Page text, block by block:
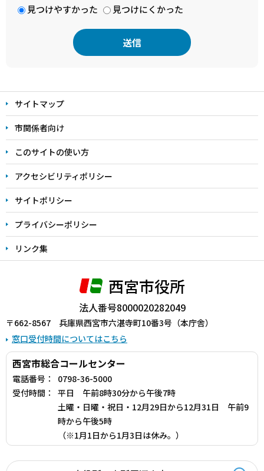
見つけやすかった
見つけにくかった
文
こ
こ
ま
で
サイトマップ
市関係者向け
このサイトの使い方
アクセシビリティポリシー
サイトポリシー
プライバシーポリシー
リンク集
西宮市役所
法人番号8000020282049
〒662-8567 兵庫県西宮市六湛寺町10番3号（本庁舎）
窓口受付時間についてはこちら
西宮市総合コールセンター
電話番号：
0798-36-5000
受付時間：
平日 午前8時30分から午後7時
土曜・日曜・祝日・12月29日から12月31日 午前9
時から午後5時
（※1月1日から1月3日は休み。）